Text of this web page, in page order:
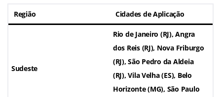
Região Cidades de Aplicação
Sudeste
Rio de Janeiro (RJ), Angra
dos Reis (RJ), Nova Friburgo
(RJ), São Pedro da Aldeia
(RJ), Vila Velha (ES), Belo
Horizonte (MG), São Paulo